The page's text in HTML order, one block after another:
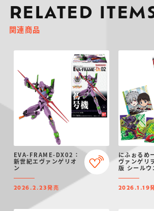
RELATED
関連商品
EVA-FRAME-DX02：
新世紀エヴァンゲリオ
ン
2026.2.23発売
にふぉるめ
ヴァンゲリ
版 シールウ
クト～
2026.1.19